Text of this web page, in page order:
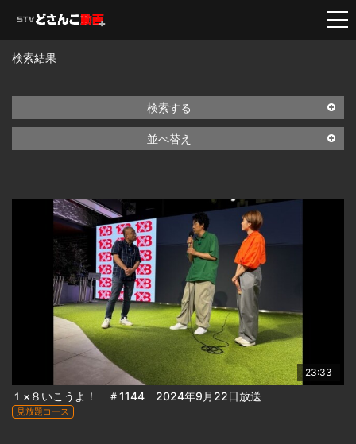
検索結果
検索する
並べ替え
23:33
１×８いこうよ！ ＃1144 2024年9月22日放送
見放題コース